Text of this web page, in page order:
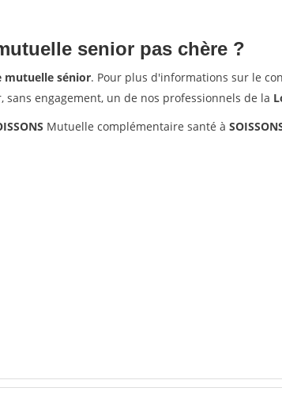
senior pas chère ?
mutuelle sénior. Pour plus d'informations sur le
sans engagement, un de nos professionnels de la
Mutuelle complémentaire santé à